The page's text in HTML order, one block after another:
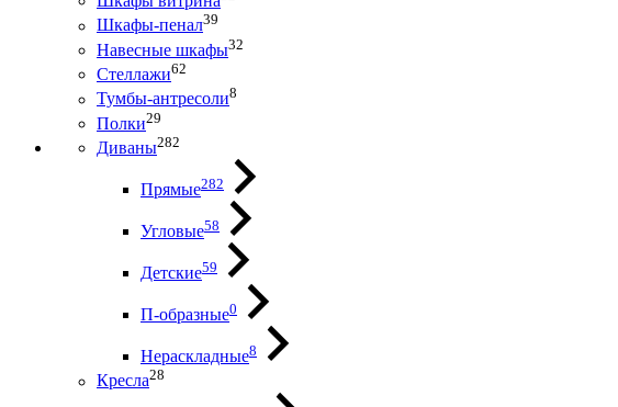
Шкафы-пенал39
Навесные шкафы32
Стеллажи62
Тумбы-антресоли8
Полки29
Диваны282
Прямые282
Угловые58
Детские59
П-образные0
Нераскладные8
Кресла28